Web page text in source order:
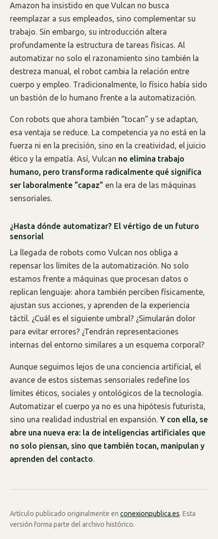
Amazon ha insistido en que Vulcan no busca
reemplazar a sus empleados, sino complementar su
trabajo. Sin embargo, su introducción altera
profundamente la estructura de tareas físicas. Al
automatizar no solo el razonamiento sino también la
destreza manual, el robot cambia la relación entre
cuerpo y empleo. Tradicionalmente, lo físico había sido
un bastión de lo humano frente a la automatización.
Con robots que ahora también “tocan” y se adaptan,
esa ventaja se reduce. La competencia ya no está en la
fuerza ni en la precisión, sino en la creatividad, el juicio
ético y la empatía. Así, Vulcan no elimina trabajo
humano, pero transforma radicalmente qué significa
ser laboralmente “capaz” en la era de las máquinas
sensoriales.
¿Hasta dónde automatizar? El vértigo de un futuro
sensorial
La llegada de robots como Vulcan nos obliga a
repensar los límites de la automatización. No solo
estamos frente a máquinas que procesan datos o
replican lenguaje: ahora también perciben físicamente,
ajustan sus acciones, y aprenden de la experiencia
táctil. ¿Cuál es el siguiente umbral? ¿Simularán dolor
para evitar errores? ¿Tendrán representaciones
internas del entorno similares a un esquema corporal?
Aunque seguimos lejos de una conciencia artificial, el
avance de estos sistemas sensoriales redefine los
límites éticos, sociales y ontológicos de la tecnología.
Automatizar el cuerpo ya no es una hipótesis futurista,
sino una realidad industrial en expansión. Y con ella, se
abre una nueva era: la de inteligencias artificiales que
no solo piensan, sino que también tocan, manipulan y
aprenden del contacto
Artículo publicado originalmente en conexionpublica.es. Esta
versión forma parte del archivo histórico.